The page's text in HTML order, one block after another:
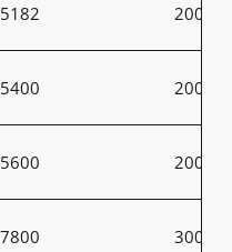
200
200
200
300